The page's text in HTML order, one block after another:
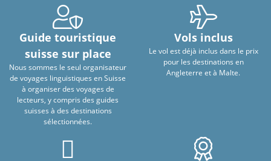
Guide touristique
suisse sur place
Nous sommes le seul organisateur
de voyages linguistiques en Suisse
à organiser des voyages de
lecteurs, y compris des guides
suisses à des destinations
sélectionnées.
Vols inclus
Le vol est déjà inclus dans le prix
pour les destinations en
Angleterre et à Malte.